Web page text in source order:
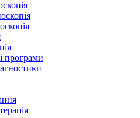
програми